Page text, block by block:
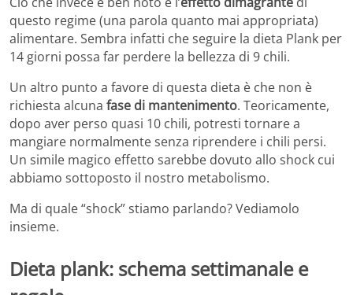
questo regime (una parola quanto mai appropriata)
alimentare. Sembra infatti che seguire la dieta Plank per
14 giorni possa far perdere la bellezza di 9 chili.
Un altro punto a favore di questa dieta è che non è
richiesta alcuna fase di mantenimento. Teoricamente,
dopo aver perso quasi 10 chili, potresti tornare a
mangiare normalmente senza riprendere i chili persi.
Un simile magico effetto sarebbe dovuto allo shock cui
abbiamo sottoposto il nostro metabolismo.
Ma di quale “shock” stiamo parlando? Vediamolo
insieme.
Dieta plank: schema settimanale e